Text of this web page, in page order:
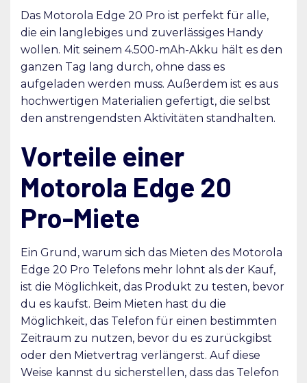
Das Motorola Edge 20 Pro ist perfekt für alle,
die ein langlebiges und zuverlässiges Handy
wollen. Mit seinem 4.500-mAh-Akku hält es den
ganzen Tag lang durch, ohne dass es
aufgeladen werden muss. Außerdem ist es aus
hochwertigen Materialien gefertigt, die selbst
den anstrengendsten Aktivitäten standhalten.
Vorteile einer
Motorola Edge 20
Pro-Miete
Ein Grund, warum sich das Mieten des Motorola
Edge 20 Pro Telefons mehr lohnt als der Kauf,
ist die Möglichkeit, das Produkt zu testen, bevor
du es kaufst. Beim Mieten hast du die
Möglichkeit, das Telefon für einen bestimmten
Zeitraum zu nutzen, bevor du es zurückgibst
oder den Mietvertrag verlängerst. Auf diese
Weise kannst du sicherstellen, dass das Telefon